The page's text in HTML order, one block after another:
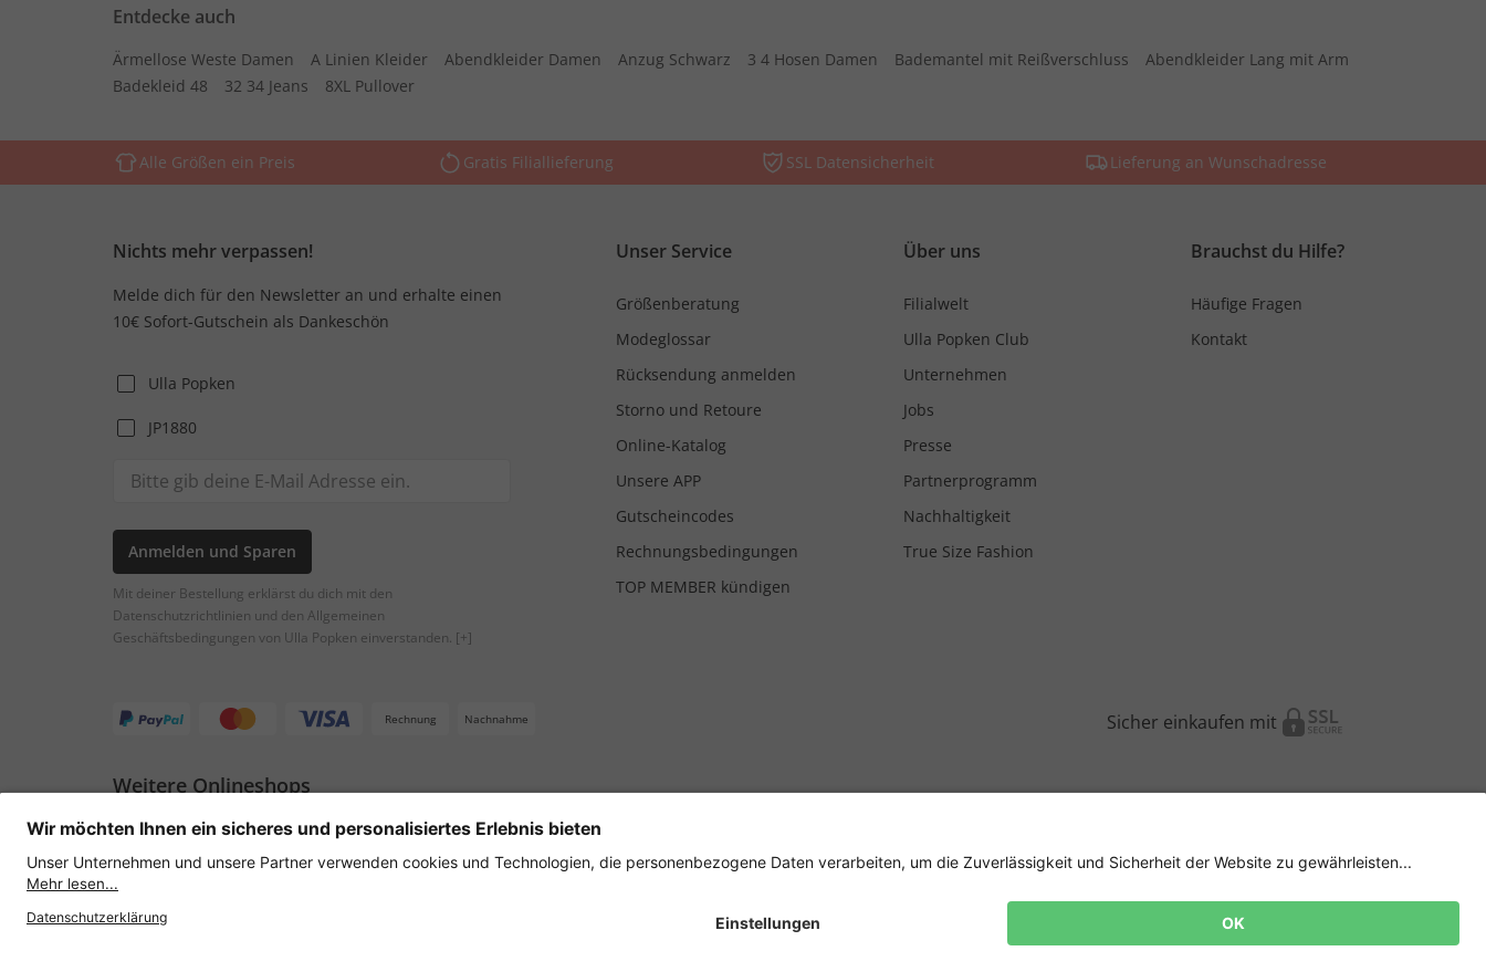
Entdecke auch
Ärmellose Weste Damen A Linien Kleider Abendkleider Damen Anzug Schwarz 3 4 Hosen Damen Bademantel mit Reißverschluss
Abendkleider Lang mit Arm
Badekleid 48
32 34 Jeans 8XL Pullover
Alle Größen ein Preis Gratis Filiallieferung SSL Datensicherheit Lieferung an Wunschadresse
Nichts mehr verpassen!
Melde dich für den Newsletter an und erhalte einen
10€ Sofort-Gutschein als Dankeschön
Ulla Popken
JP1880
Anmelden und Sparen
Mit deiner Bestellung erklärst du dich mit den
Datenschutzrichtlinien und den Allgemeinen
Geschäftsbedingungen von Ulla Popken einverstanden. [+]
Unser Service
Größenberatung
Modeglossar
Rücksendung anmelden
Storno und Retoure
Online-Katalog
Unsere APP
Gutscheincodes
Rechnungsbedingungen
TOP MEMBER kündigen
Über uns
Filialwelt
Ulla Popken Club
Unternehmen
Jobs
Presse
Partnerprogramm
Nachhaltigkeit
True Size Fashion
Brauchst du Hilfe?
Häufige Fragen
Kontakt
Rechnung Nachnahme Sicher einkaufen mit
Weitere Onlineshops
Österreich